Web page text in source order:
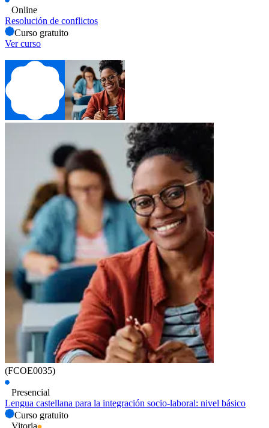
Online
Resolución de conflictos
Curso gratuito
Ver curso
(FCOE0035)
Presencial
Lengua castellana para la integración socio-laboral: nivel básico
Curso gratuito